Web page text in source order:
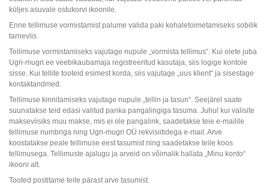
küljes asuvale ostukorvi ikoonile.
Enne tellimuse vormistamist palume valida paki kohaletoimetamiseks sobilik
tarneviis.
Tellimuse vormistamiseks vajutage nupule „vormista tellimus“. Kui olete juba
Ugri-mugri.ee veebikaubamaja registreeritud kasutaja, siis logige kontole
sisse. Kui tellite tooteid esimest korda, siis vajutage „uus klient“ ja sisestage
kontaktandmed.
Tellimuse kinnitamiseks vajutage nupule „tellin ja tasun“. Seejärel saate
suunatakse teid edasi valitud panka pangalingiga tasuma. Juhul kui valisite
makseviisiks muu makse, mis ei ole pangalink, saadetakse teie e-mailile
tellimuse numbriga ning Ugri-mugri OÜ rekvisiitidega e-mail. Arve
koostatakse peale tellimuse eest tasumist ning saadetakse teile koos
tellimusega. Tellimuste ajalugu ja arveid on võimalik hallata „Minu konto“
ikooni alt.
Tooted postitame teile pärast arve tasumist.